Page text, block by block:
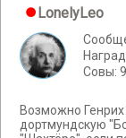
LonelyLeo
Cовы: 9
Возможно
дортмундскую